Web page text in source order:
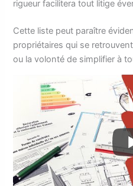
rigueur facilitera tout litige
Cette liste peut paraître
propriétaires qui se
ou la volonté de simplifier à